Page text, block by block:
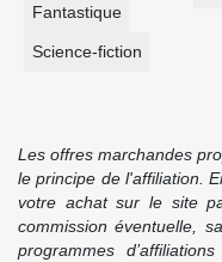
Fantastique
Science-fiction
Les offres marchandes
le principe de l'affiliation.
votre achat sur le site
commission éventuelle,
programmes